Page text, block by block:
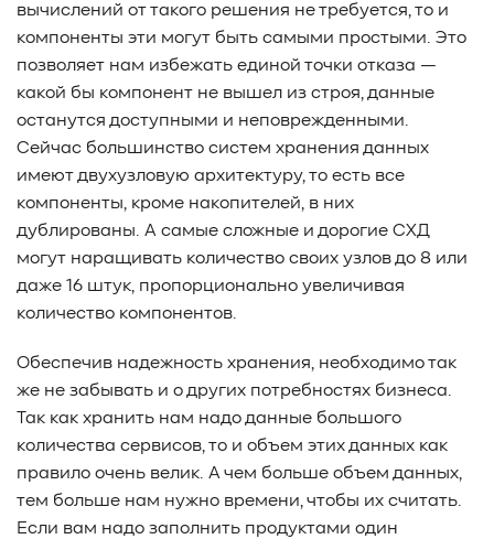
вычислений от такого решения не требуется, то и
компоненты эти могут быть самыми простыми. Это
позволяет нам избежать единой точки отказа —
какой бы компонент не вышел из строя, данные
останутся доступными и неповрежденными.
Сейчас большинство систем хранения данных
имеют двухузловую архитектуру, то есть все
компоненты, кроме накопителей, в них
дублированы. А самые сложные и дорогие СХД
могут наращивать количество своих узлов до 8 или
даже 16 штук, пропорционально увеличивая
количество компонентов.
Обеспечив надежность хранения, необходимо так
же не забывать и о других потребностях бизнеса.
Так как хранить нам надо данные большого
количества сервисов, то и объем этих данных как
правило очень велик. А чем больше объем данных,
тем больше нам нужно времени, чтобы их считать.
Если вам надо заполнить продуктами один